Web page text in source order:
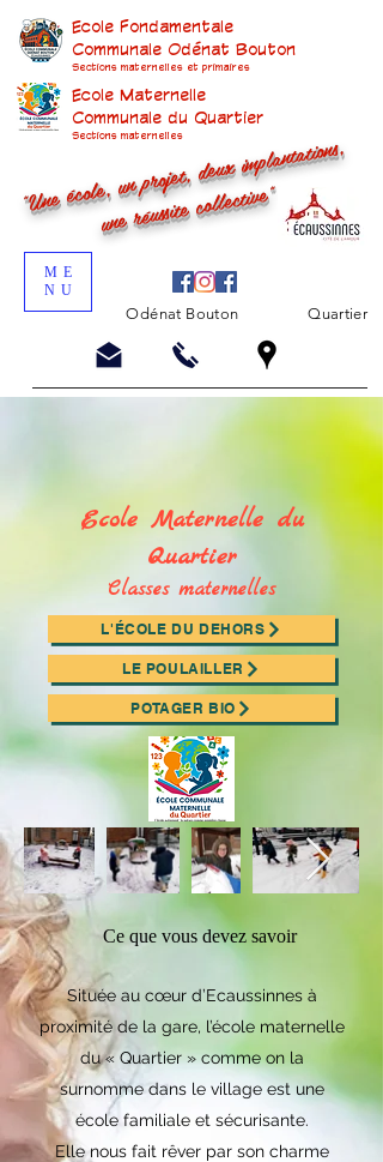
Ecole Fondamentale
Communale Odénat Bouton
Sections maternelles et primaires
Ecole Maternelle
Communale du Quartier
Sections maternelles
"Une école, un projet, deux implantations,
une réussite collective"
ME
NU
Odénat Bouton Quartier
Ecole Maternelle du
Quartier
Classes maternelles
L'ÉCOLE DU DEHORS
LE POULAILLER
POTAGER BIO
Ce que vous devez savoir
Située au cœur d’Ecaussinnes à
proximité de la gare, l’école maternelle
du « Quartier » comme on la
surnomme dans le village est une
école familiale et sécurisante.
Elle nous fait rêver par son charme